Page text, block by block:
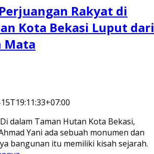
Rakyat di
Kota Bekasi Luput dari
Mata
dalam Taman Hutan Kota Bekasi,
Yani ada sebuah monumen dan
bangunan itu memiliki kisah sejarah.